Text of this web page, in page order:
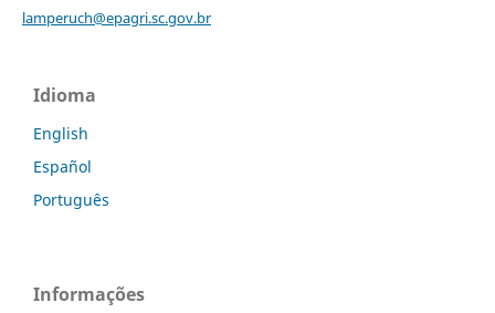
lamperuch@epagri.sc.gov.br
Idioma
English
Español
Português
Informações